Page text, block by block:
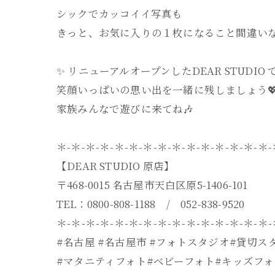
シックでカッコイイ写真も
きっと、お気に入りの１枚になること間違い
✨ リニューアルオープンしたDEAR STUDIO
笑顔いっぱいの思い出を一緒に残しましょう
家族みんなで遊びに来てね🎶
＊-＊-＊-＊-＊-＊-＊-＊-＊-＊-＊-＊-＊-＊-＊-
【DEAR STUDIO 原店】
〒468-0015 名古屋市天白区原5-1406-101
TEL：0800-808-1188 / 052-838-9520
＊-＊-＊-＊-＊-＊-＊-＊-＊-＊-＊-＊-＊-＊-＊-
#名古屋 #名古屋市 #フォトスタジオ#貸切ス
#マタニティフォト#ベビーフォト#キッズフォ